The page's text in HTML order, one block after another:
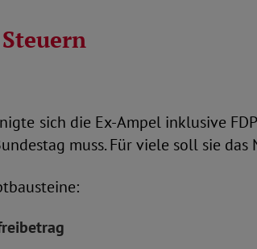
sich die Ex-Ampel inklusive
muss. Für viele soll sie